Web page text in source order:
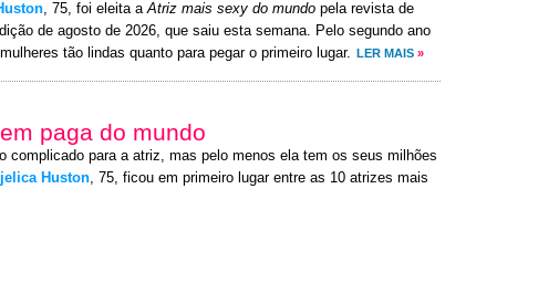
, 75, foi eleita aAtriz mais sexy do mundo pela revista de
de agosto de 2026, que saiu esta semana. Pelo segundo ano
tão lindas quanto para pegar o primeiro lugar. LER MAIS »
paga do mundo
complicado para a atriz, mas pelo menos ela tem os seus milhões
Huston, 75, ficou em primeiro lugar entre as 10 atrizes mais